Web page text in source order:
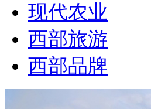
现代农业
西部旅游
西部品牌